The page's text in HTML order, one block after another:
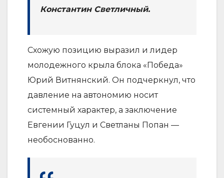
Константин Светличный.
Схожую позицию выразил и лидер
молодежного крыла блока «Победа»
Юрий Витнянский. Он подчеркнул, что
давление на автономию носит
системный характер, а заключение
Евгении Гуцул и Светланы Попан —
необоснованно.